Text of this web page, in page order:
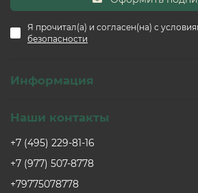
Я прочитал(а) и согласен(на) с
безопасности
Информация
Наши контакты
+7 (495) 229-81-16
+7 (977) 507-8778
+79775078778